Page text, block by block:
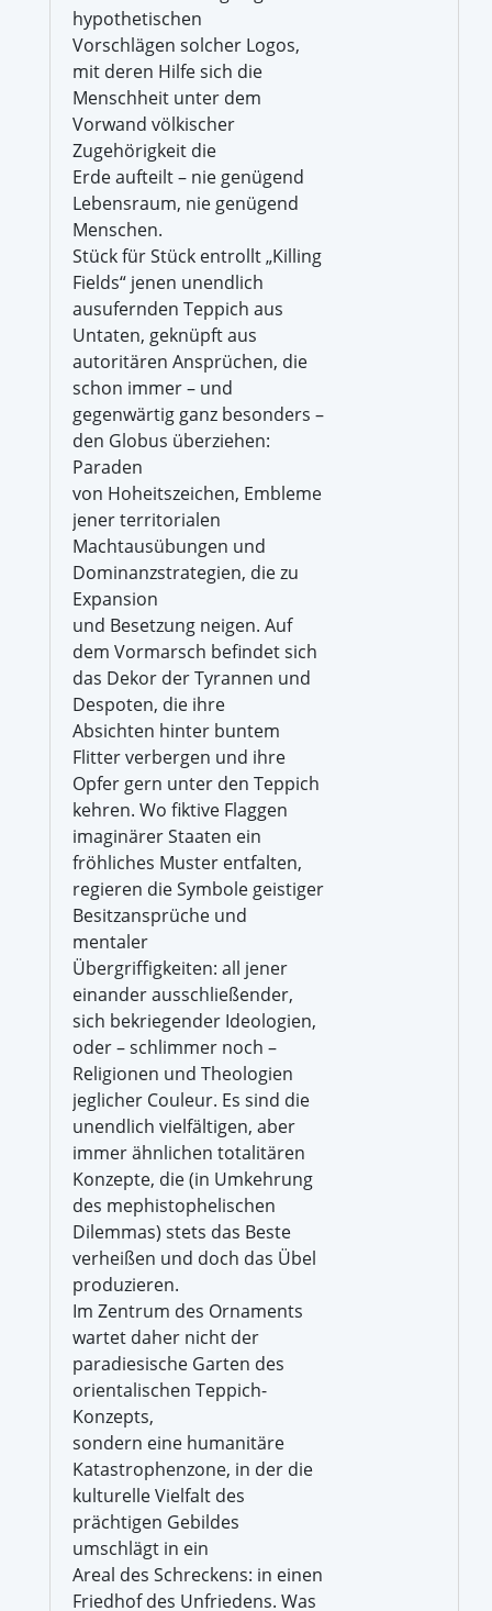
hypothetischen
Vorschlägen solcher Logos,
mit deren Hilfe sich die
Menschheit unter dem
Vorwand völkischer
Zugehörigkeit die
Erde aufteilt – nie genügend
Lebensraum, nie genügend
Menschen.
Stück für Stück entrollt „Killing
Fields“ jenen unendlich
ausufernden Teppich aus
Untaten, geknüpft aus
autoritären Ansprüchen, die
schon immer – und
gegenwärtig ganz besonders –
den Globus überziehen:
Paraden
von Hoheitszeichen, Embleme
jener territorialen
Machtausübungen und
Dominanzstrategien, die zu
Expansion
und Besetzung neigen. Auf
dem Vormarsch befindet sich
das Dekor der Tyrannen und
Despoten, die ihre
Absichten hinter buntem
Flitter verbergen und ihre
Opfer gern unter den Teppich
kehren. Wo fiktive Flaggen
imaginärer Staaten ein
fröhliches Muster entfalten,
regieren die Symbole geistiger
Besitzansprüche und
mentaler
Übergriffigkeiten: all jener
einander ausschließender,
sich bekriegender Ideologien,
oder – schlimmer noch –
Religionen und Theologien
jeglicher Couleur. Es sind die
unendlich vielfältigen, aber
immer ähnlichen totalitären
Konzepte, die (in Umkehrung
des mephistophelischen
Dilemmas) stets das Beste
verheißen und doch das Übel
produzieren.
Im Zentrum des Ornaments
wartet daher nicht der
paradiesische Garten des
orientalischen Teppich-
Konzepts,
sondern eine humanitäre
Katastrophenzone, in der die
kulturelle Vielfalt des
prächtigen Gebildes
umschlägt in ein
Areal des Schreckens: in einen
Friedhof des Unfriedens. Was